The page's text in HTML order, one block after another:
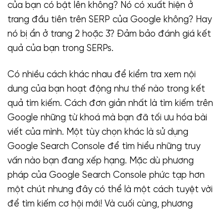
của bạn có bật lên không? Nó có xuất hiện ở
trang đầu tiên trên SERP của Google không? Hay
nó bị ẩn ở trang 2 hoặc 3? Đảm bảo đánh giá kết
quả của bạn trong SERPs.
Có nhiều cách khác nhau để kiểm tra xem nội
dung của bạn hoạt động như thế nào trong kết
quả tìm kiếm. Cách đơn giản nhất là tìm kiếm trên
Google những từ khoá mà bạn đã tối ưu hóa bài
viết của mình. Một tùy chọn khác là sử dụng
Google Search Console để tìm hiểu những truy
vấn nào bạn đang xếp hạng. Mặc dù phương
pháp của Google Search Console phức tạp hơn
một chút nhưng đây có thể là một cách tuyệt vời
để tìm kiếm cơ hội mới! Và cuối cùng, phương